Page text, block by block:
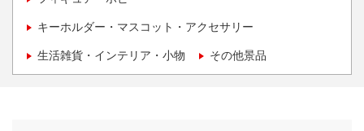
キーホルダー・マスコット・アクセサリー
生活雑貨・インテリア・小物 その他景品